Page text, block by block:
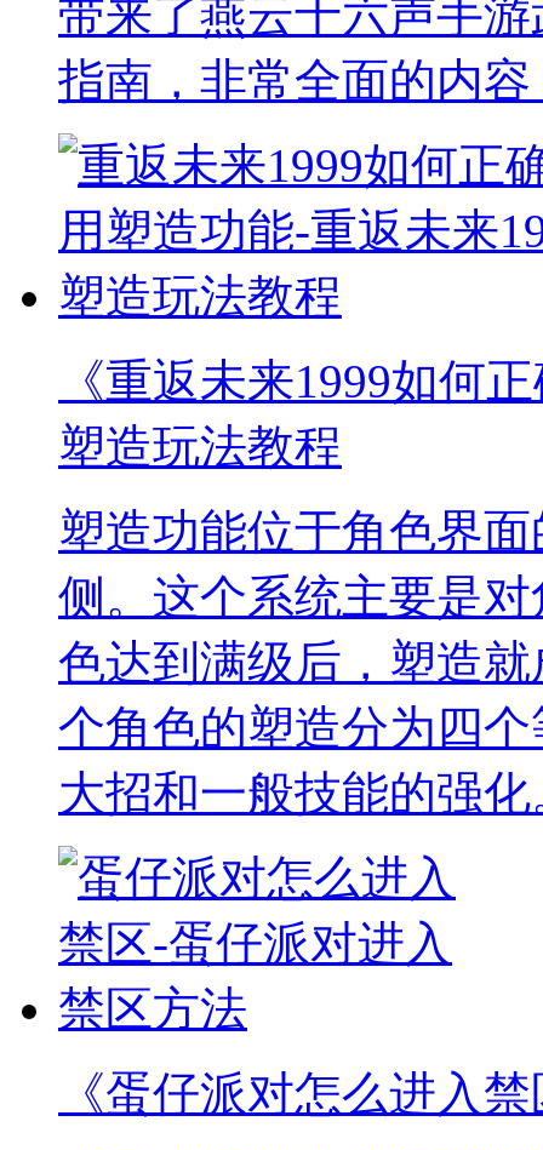
带来了燕云十六声手
指南，非常全面的内
《重返未来1999如何
塑造玩法教程
塑造功能位于角色界
侧。这个系统主要是
色达到满级后，塑造
个角色的塑造分为四
大招和一般技能的强化
《蛋仔派对怎么进入